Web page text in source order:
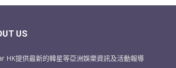
US
HK提供最新的韓星等亞洲娛樂資訊及活動報導